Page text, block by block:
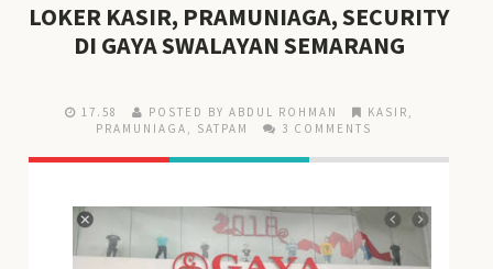
LOKER KASIR, PRAMUNIAGA, SECURITY
DI GAYA SWALAYAN SEMARANG
17.58 POSTED BY ABDUL ROHMAN KASIR
PRAMUNIAGA
SATPAM 3 COMMENTS